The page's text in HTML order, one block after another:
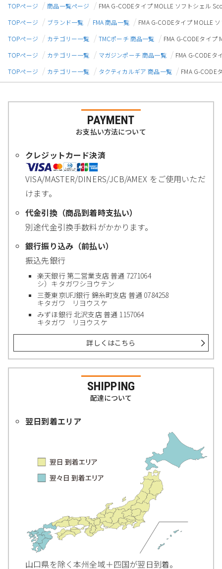
TOPページ 商品一覧ページ
FMA G-CODEタイプ MOLLE ソフトシェル
TOPページ
ブランド一覧 FMA 商品一覧
FMA G-CODEタイプ MOLLE
TOPページ
カテゴリー一覧 TMCポーチ 商品一覧
FMA G-CODEタイ
TOPページ
カテゴリー一覧 マガジンポーチ 商品一覧
FMA G-CODE
TOPページ
カテゴリー一覧 タクティカルギア 商品一覧 FMA G-CODE
PAYMENT
お支払い方法について
クレジットカード決済
VISA/MASTER/DINERS/JCB/AMEX をご使用いただ
けます。
代金引換（商品到着時支払い）
別途代金引換手数料がかかります。
銀行振り込み（前払い）
振込先銀行
楽天銀行 第二営業支店 普通 7271064
シ）キタガワシヨウテン
三菱東京UFJ銀行 錦糸町支店 普通 0784258
キタガワ リヨウスケ
みずほ銀行 北沢支店 普通 1157064
キタガワ リヨウスケ
詳しくはこちら
SHIPPING
配達について
翌日到着エリア
山口県を除く本州全域＋四国が翌日到着。